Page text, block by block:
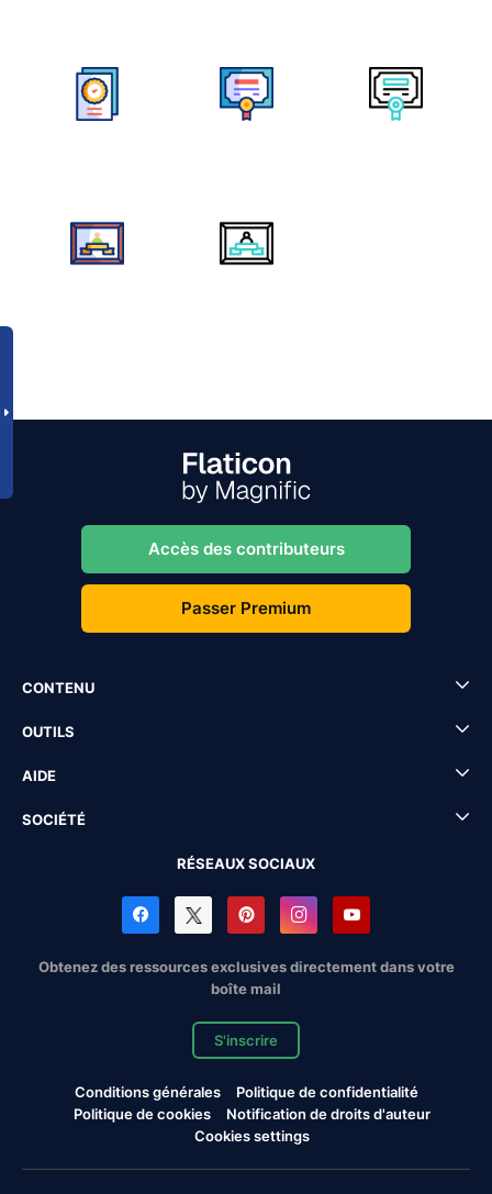
Accès des contributeurs
Passer Premium
CONTENU
OUTILS
AIDE
SOCIÉTÉ
RÉSEAUX SOCIAUX
Obtenez des ressources exclusives directement dans votre
boîte mail
S'inscrire
Conditions générales
Politique de confidentialité
Politique de cookies
Notification de droits d'auteur
Cookies settings